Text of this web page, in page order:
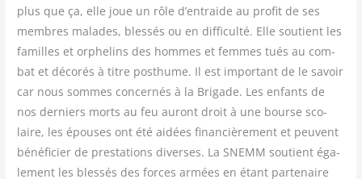
plus que ça, elle joue un rôle d’entraide au pro­fit de ses
membres malades, bles­sés ou en dif­fi­cul­té. Elle sou­tient les
familles et orphe­lins des hommes et femmes tués au com­
bat et déco­rés à titre post­hume. Il est impor­tant de le savoir
car nous sommes concer­nés à la Bri­gade. Les enfants de
nos der­niers morts au feu auront droit à une bourse sco­
laire, les épouses ont été aidées finan­ciè­re­ment et peuvent
béné­fi­cier de pres­ta­tions diverses. La SNEMM sou­tient éga­
le­ment les bles­sés des forces armées en étant par­te­naire